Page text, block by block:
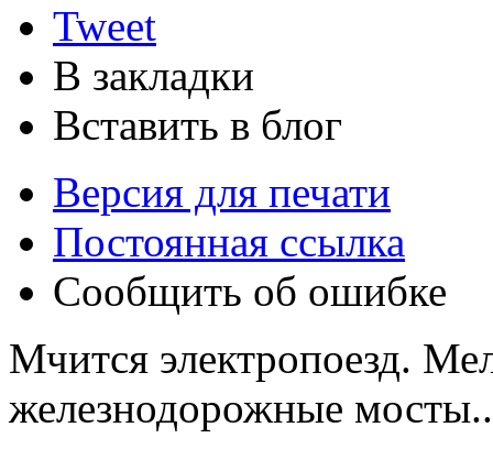
Tweet
В закладки
Вставить в блог
Версия для печати
Постоянная ссылка
Сообщить об ошибке
Мчится электропоезд.
железнодорожные